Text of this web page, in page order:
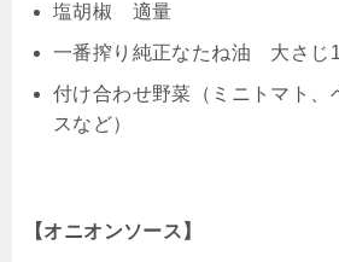
塩胡椒 適量
一番搾り純正なたね油 大さじ1
付け合わせ野菜（ミニトマト、
スなど）
【オニオンソース】